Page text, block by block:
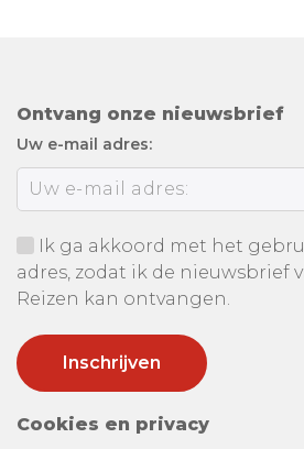
Ontvang onze nieuwsbrief
Uw e-mail adres:
Ik ga akkoord met het
adres, zodat ik de nieuwsbrief
Reizen kan ontvangen.
Cookies en privacy